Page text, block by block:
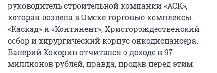
руководитель строительной компании «АСК»,
которая возвела в Омске торговые комплексы
«Каскад» и «Континент», Христорождественский
собор и хирургический корпус онкодиспансера.
Валерий Кокорин отчитался о доходе в 97
миллионов рублей, правда, продав перед этим